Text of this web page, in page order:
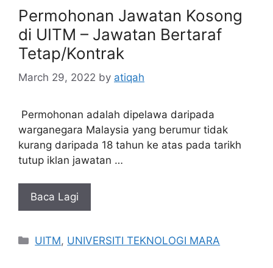
Permohonan Jawatan Kosong
di UITM – Jawatan Bertaraf
Tetap/Kontrak
March 29, 2022 by atiqah
Permohonan adalah dipelawa daripada
warganegara Malaysia yang berumur tidak
kurang daripada 18 tahun ke atas pada tarikh
tutup iklan jawatan …
Baca Lagi
Categories
UITM, UNIVERSITI TEKNOLOGI MARA